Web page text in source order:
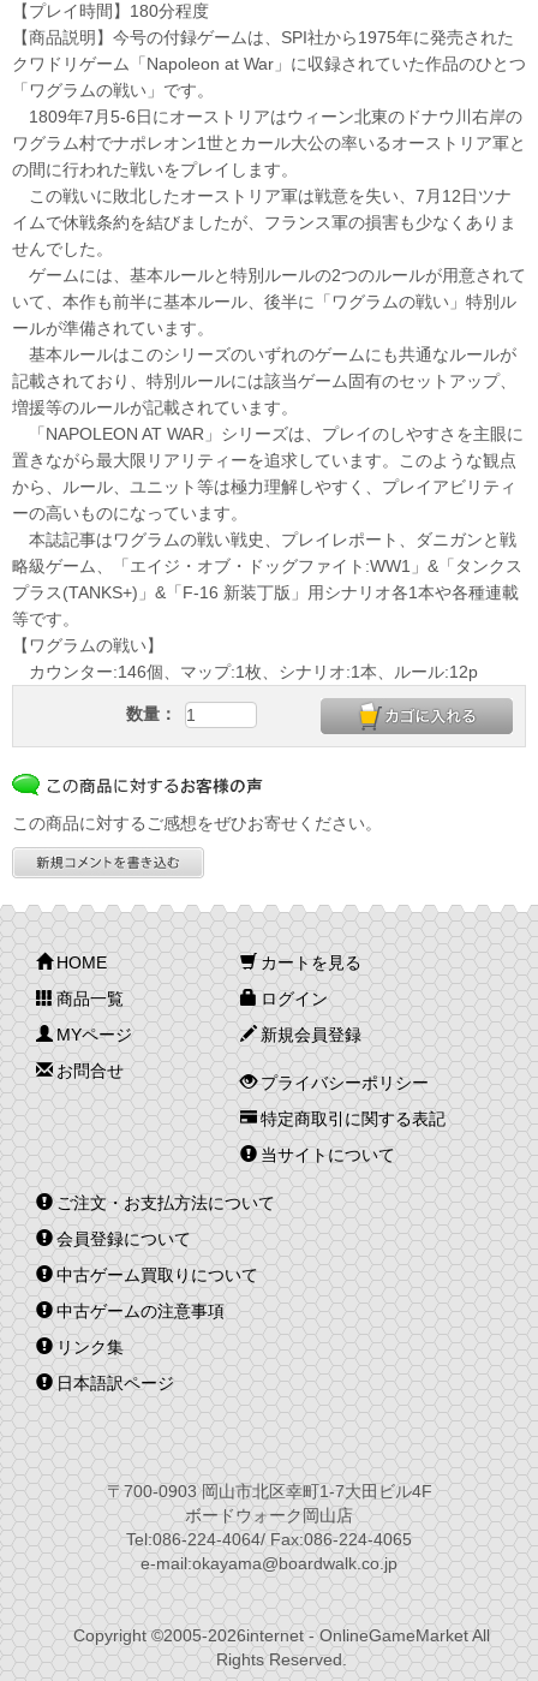
【プレイ時間】180分程度
【商品説明】今号の付録ゲームは、SPI社から1975年に発売された
クワドリゲーム「Napoleon at War」に収録されていた作品のひとつ
「ワグラムの戦い」です。
1809年7月5-6日にオーストリアはウィーン北東のドナウ川右岸の
ワグラム村でナポレオン1世とカール大公の率いるオーストリア軍と
の間に行われた戦いをプレイします。
この戦いに敗北したオーストリア軍は戦意を失い、7月12日ツナ
イムで休戦条約を結びましたが、フランス軍の損害も少なくありま
せんでした。
ゲームには、基本ルールと特別ルールの2つのルールが用意されて
いて、本作も前半に基本ルール、後半に「ワグラムの戦い」特別ル
ールが準備されています。
基本ルールはこのシリーズのいずれのゲームにも共通なルールが
記載されており、特別ルールには該当ゲーム固有のセットアップ、
増援等のルールが記載されています。
「NAPOLEON AT WAR」シリーズは、プレイのしやすさを主眼に
置きながら最大限リアリティーを追求しています。このような観点
から、ルール、ユニット等は極力理解しやすく、プレイアビリティ
ーの高いものになっています。
本誌記事はワグラムの戦い戦史、プレイレポート、ダニガンと戦
略級ゲーム、「エイジ・オブ・ドッグファイト:WW1」&「タンクス
プラス(TANKS+)」&「F-16 新装丁版」用シナリオ各1本や各種連載
等です。
【ワグラムの戦い】
カウンター:146個、マップ:1枚、シナリオ:1本、ルール:12p
数量：
この商品に対するご感想をぜひお寄せください。
HOME
商品一覧
MYページ
お問合せ
カートを見る
ログイン
新規会員登録
プライバシーポリシー
特定商取引に関する表記
当サイトについて
ご注文・お支払方法について
会員登録について
中古ゲーム買取りについて
中古ゲームの注意事項
リンク集
日本語訳ページ
〒700-0903 岡山市北区幸町1-7大田ビル4F
ボードウォーク岡山店
Tel:086-224-4064/ Fax:086-224-4065
e-mail:okayama@boardwalk.co.jp
Copyright ©2005-2026internet - OnlineGameMarket All
Rights Reserved.